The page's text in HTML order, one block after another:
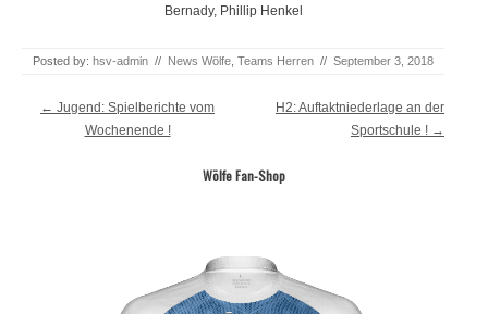
Bernady, Phillip Henkel
Posted by: hsv-admin // News Wölfe Teams Herren // September 3, 2018
Post navigation
← Jugend: Spielberichte vom
Wochenende !
H2: Auftaktniederlage an der
Sportschule ! →
Wölfe Fan-Shop